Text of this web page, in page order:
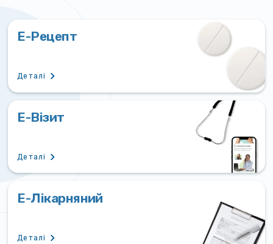
Е-Рецепт
Деталі
Е-Візит
Деталі
Е-Лікарняний
Деталі